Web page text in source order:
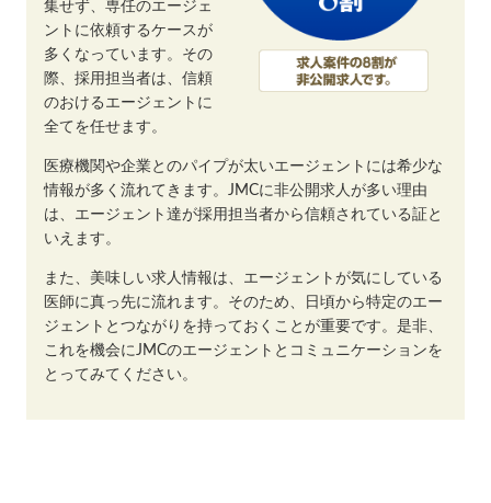
集せず、専任のエージェ
ントに依頼するケースが
多くなっています。その
際、採用担当者は、信頼
のおけるエージェントに
全てを任せます。
医療機関や企業とのパイプが太いエージェントには希少な
情報が多く流れてきます。JMCに非公開求人が多い理由
は、エージェント達が採用担当者から信頼されている証と
いえます。
また、美味しい求人情報は、エージェントが気にしている
医師に真っ先に流れます。そのため、日頃から特定のエー
ジェントとつながりを持っておくことが重要です。是非、
これを機会にJMCのエージェントとコミュニケーションを
とってみてください。